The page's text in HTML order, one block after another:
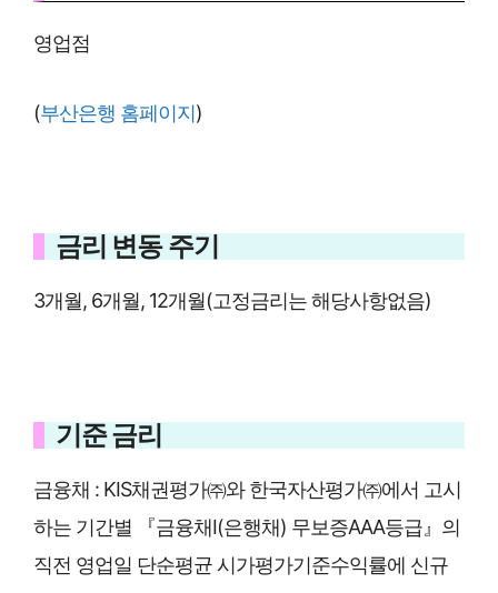
영업점
(부산은행 홈페이지)
금리 변동 주기
3개월, 6개월, 12개월(고정금리는 해당사항없음)
기준 금리
금융채 : KIS채권평가㈜와 한국자산평가㈜에서 고시
하는 기간별 『금융채Ⅰ(은행채) 무보증AAA등급』의
직전 영업일 단순평균 시가평가기준수익률에 신규